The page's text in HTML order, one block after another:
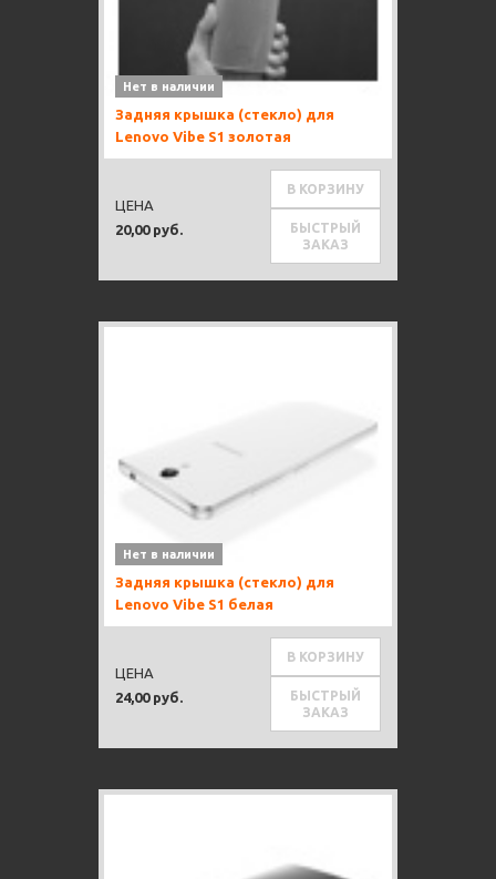
Нет в наличии
Задняя крышка (стекло) для
Lenovo Vibe S1 золотая
20,00 руб.
ЦЕНА
В КОРЗИНУ
БЫСТРЫЙ
ЗАКАЗ
Нет в наличии
Задняя крышка (стекло) для
Lenovo Vibe S1 белая
24,00 руб.
ЦЕНА
В КОРЗИНУ
БЫСТРЫЙ
ЗАКАЗ